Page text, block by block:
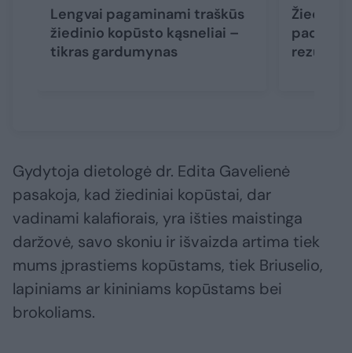
Lengvai pagaminami traškūs
žiedinio kopūsto kąsneliai –
tikras gardumynas
Žiedinis
padaže:
Gydytoja dietologė dr. Edita Gavelienė
pasakoja, kad žiediniai kopūstai, dar
vadinami kalafiorais, yra išties maistinga
daržovė, savo skoniu ir išvaizda artima tiek
mums įprastiems kopūstams, tiek Briuselio,
lapiniams ar kininiams kopūstams bei
brokoliams.